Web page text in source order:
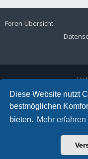
Diese Website nutzt
bestmöglichen
bieten. Mehr erfahren
Foren-Übersicht
E-Mail: